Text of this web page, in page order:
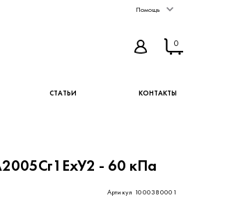
Помощь
0
СТАТЬИ КОНТАКТЫ
- 60 кПа
Артикул 1000380001